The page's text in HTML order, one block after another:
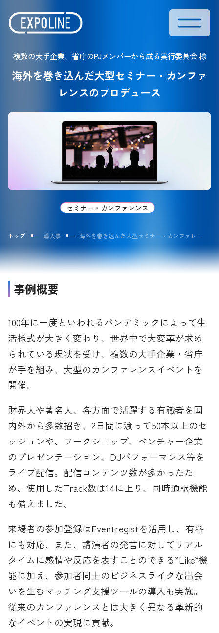
複数の大手企業、省庁のPJメンバーから成る実行委員会 様
海外を巻き込んだ大型セミナー・カンファ
レンスのプロデュース
セミナー・カンファレンス
トップ 導入事例 海外を巻き込んだ大型セミナー・カンファレンスのプロデュース
事例概要
100年に一度といわれるパンデミックによって生
活様式が大きく変わり、世界中で大変革が求め
られている現状を受け、複数の大手企業・省庁
が手を組み、大型のカンファレンスイベントを
開催。
財界人や著名人、各方面で活躍する有識者を国
内外から多数招き、2日間に渡って50本以上のセ
ッションや、ワークショップ、ベンチャー企業
のプレゼンテーション、DJパフォーマンス等を
ライブ配信。配信コンテンツ数が多かったた
め、使用したTrack数は14に上り、同時通訳機能
も備えました。
来場者の参加登録はEventregistを活用し、有料
にも対応、また、講演者の発言に対してリアル
タイムに感情や反応を表すことのできる”Like”機
能に加え、参加者同士のビジネスライクな出会
いを生むマッチング支援ツールの導入も実施。
従来のカンファレンスとは大きく異なる革新的
なイベントの実現に貢献。